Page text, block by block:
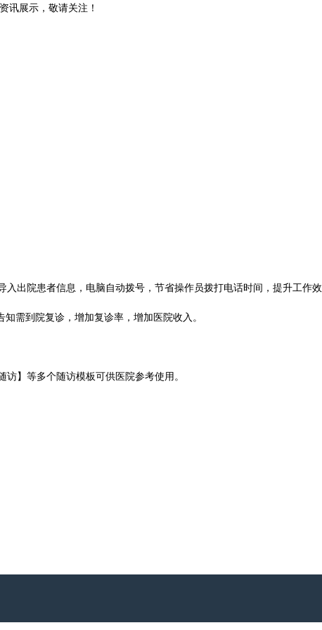
讯展示，敬请关注！
出院患者信息，电脑自动拨号，节省操作员拨打电话时间，提升工作效
需到院复诊，增加复诊率，增加医院收入。
】等多个随访模板可供医院参考使用。